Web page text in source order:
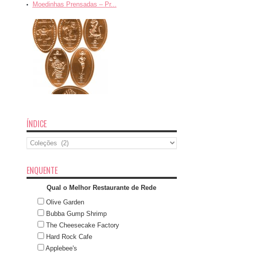
Moedinhas Prensadas – Pr...
ÍNDICE
Índice
ENQUENTE
Qual o Melhor Restaurante de Rede
Olive Garden
Bubba Gump Shrimp
The Cheesecake Factory
Hard Rock Cafe
Applebee's